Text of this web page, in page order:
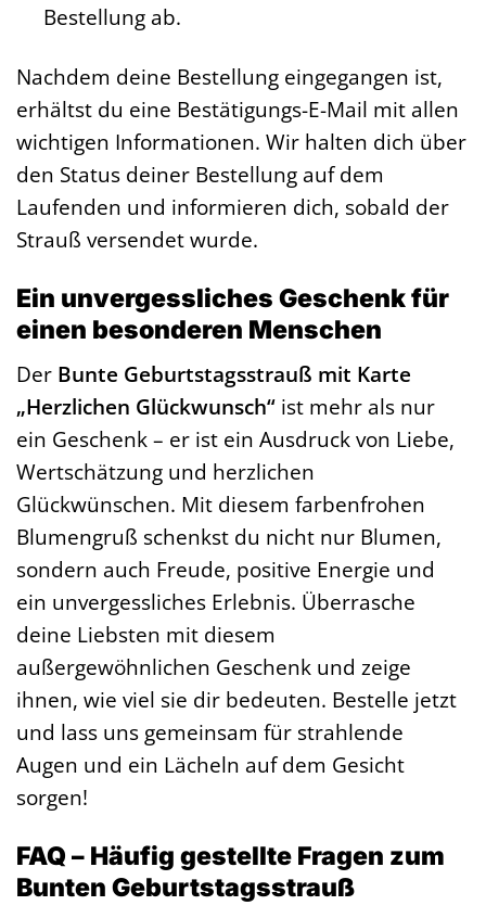
Bestellung ab.
Nachdem deine Bestellung eingegangen ist,
erhältst du eine Bestätigungs-E-Mail mit allen
wichtigen Informationen. Wir halten dich über
den Status deiner Bestellung auf dem
Laufenden und informieren dich, sobald der
Strauß versendet wurde.
Ein unvergessliches Geschenk für
einen besonderen Menschen
Der Bunte Geburtstagsstrauß mit Karte
„Herzlichen Glückwunsch“ ist mehr als nur
ein Geschenk – er ist ein Ausdruck von Liebe,
Wertschätzung und herzlichen
Glückwünschen. Mit diesem farbenfrohen
Blumengruß schenkst du nicht nur Blumen,
sondern auch Freude, positive Energie und
ein unvergessliches Erlebnis. Überrasche
deine Liebsten mit diesem
außergewöhnlichen Geschenk und zeige
ihnen, wie viel sie dir bedeuten. Bestelle jetzt
und lass uns gemeinsam für strahlende
Augen und ein Lächeln auf dem Gesicht
sorgen!
FAQ – Häufig gestellte Fragen zum
Bunten Geburtstagsstrauß